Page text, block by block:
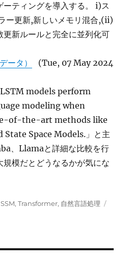
ーティングを導入する。 i)ス
ー更新,新しいメモリ混合,(ii)
更新ルールと完全に並列化可
ータ）
(Tue, 07 May 2024
models perform
modeling when
of-the-art methods like
Space Models.」と主
、Llamaと詳細な比較を行
規模だとどうなるかが気にな
タ
SSM,Transformer, 自然言語処理